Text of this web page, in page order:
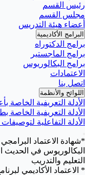
رئيس القسم
مجلس القسم
أعضاء هيئة التدريس
البرامج الأكاديمية
برامج الدكتوراه
برامج الماجستير
برامج البكالوريوس
الاعتمادات
اتصل بنا
اللوائح والأنظمة
الأدلة التعريفية الخاصة
الأدلة التعريفية الخاصة
الأدلة التفاعلية
البكالوريوس في الحديث
التعليم والتدريب
* الاعتماد الأكاديمي